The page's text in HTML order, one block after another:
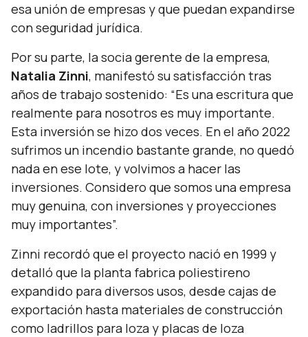
esa unión de empresas y que puedan expandirse
con seguridad jurídica.
Por su parte, la socia gerente de la empresa,
Natalia Zinni, manifestó su satisfacción tras
años de trabajo sostenido: “Es una escritura que
realmente para nosotros es muy importante.
Esta inversión se hizo dos veces. En el año 2022
sufrimos un incendio bastante grande, no quedó
nada en ese lote, y volvimos a hacer las
inversiones. Considero que somos una empresa
muy genuina, con inversiones y proyecciones
muy importantes”.
Zinni recordó que el proyecto nació en 1999 y
detalló que la planta fabrica poliestireno
expandido para diversos usos, desde cajas de
exportación hasta materiales de construcción
como ladrillos para loza y placas de loza